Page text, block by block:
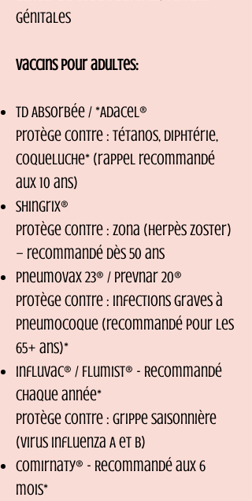
génitales
Vaccins pour adultes:
td Absorbée / *Adacel®
Protège contre : Tétanos, Diphtérie,
Coqueluche* (rappel recommandé
aux 10 ans)
Shingrix®
Protège contre : Zona (herpès zoster)
– recommandé dès 50 ans
Pneumovax 23® / Prevnar 20®
Protège contre : Infections graves à
pneumocoque (recommandé pour les
65+ ans)*
Influvac® / Flumist® - Recommandé
chaque année*
Protège contre : Grippe saisonnière
(virus influenza A et B)
Comirnaty® - Recommandé aux 6
mois*